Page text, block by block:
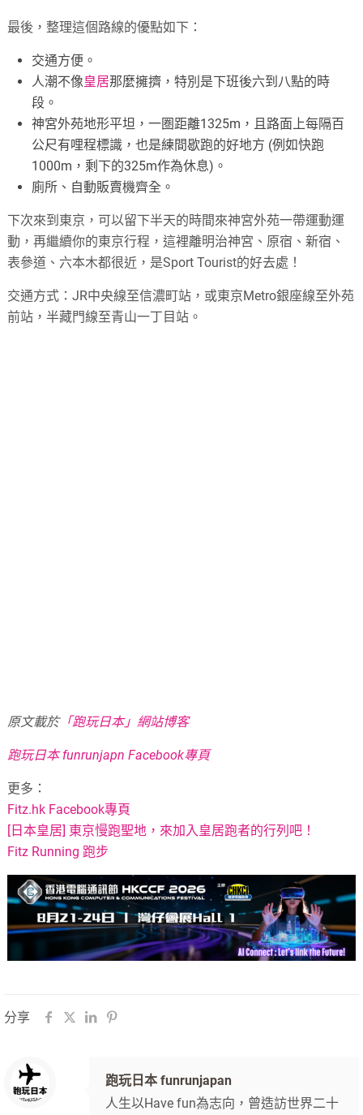
最後，整理這個路線的優點如下：
交通方便。
人潮不像皇居那麼擁擠，特別是下班後六到八點的時
段。
神宮外苑地形平坦，一圏距離1325m，且路面上每隔百
公尺有哩程標識，也是練間歇跑的好地方 (例如快跑
1000m，剩下的325m作為休息)。
廁所、自動販賣機齊全。
下次來到東京，可以留下半天的時間來神宮外苑一帶運動運
動，再繼續你的東京行程，這裡離明治神宮、原宿、新宿、
表參道、六本木都很近，是Sport Tourist的好去處！
交通方式：JR中央線至信濃町站，或東京Metro銀座線至外苑
前站，半藏門線至青山一丁目站。
原文載於「跑玩日本」網站博客
跑玩日本 funrunjapn Facebook專頁
更多：
Fitz.hk Facebook專頁
[日本皇居] 東京慢跑聖地，來加入皇居跑者的行列吧！
Fitz Running 跑步
分享
跑玩日本 funrunjapan
人生以Have fun為志向，曾造訪世界二十